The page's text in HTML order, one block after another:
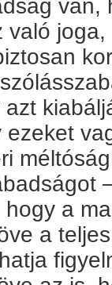
való
a
a